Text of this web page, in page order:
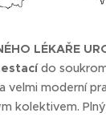
LÉKAŘE
do
velmi moderní
kolektivem.